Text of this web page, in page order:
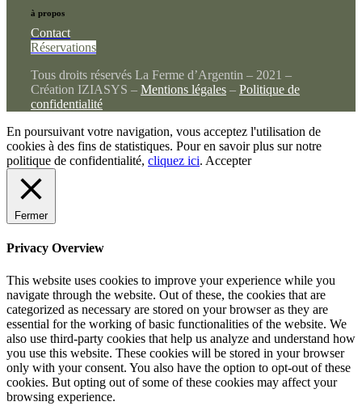
à propos
Contact
Réservations
Tous droits réservés La Ferme d’Argentin – 2021 –
Création IZIASYS – Mentions légales– Politique de
confidentialité
En poursuivant votre navigation, vous acceptez l'utilisation de
cookies à des fins de statistiques. Pour en savoir plus sur notre
politique de confidentialité, cliquez ici. Accepter
Fermer
Privacy Overview
This website uses cookies to improve your experience while you
navigate through the website. Out of these, the cookies that are
categorized as necessary are stored on your browser as they are
essential for the working of basic functionalities of the website. We
also use third-party cookies that help us analyze and understand how
you use this website. These cookies will be stored in your browser
only with your consent. You also have the option to opt-out of these
cookies. But opting out of some of these cookies may affect your
browsing experience.